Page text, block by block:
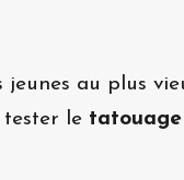
au plus
le tatouage